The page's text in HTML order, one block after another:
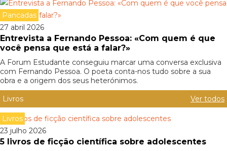
Pancadas
27 abril 2026
Entrevista a Fernando Pessoa: «Com quem é que
você pensa que está a falar?»
A Forum Estudante conseguiu marcar uma conversa exclusiva
com Fernando Pessoa. O poeta conta-nos tudo sobre a sua
obra e a origem dos seus heterónimos.
Livros
Ver todos
Livros
23 julho 2026
5 livros de ficção científica sobre adolescentes